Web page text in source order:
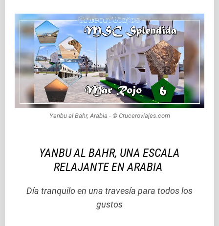
Yanbu al Bahr, Arabia - © Cruceroviajes.com
YANBU AL BAHR, UNA ESCALA
RELAJANTE EN ARABIA
Día tranquilo en una travesía para todos los
gustos